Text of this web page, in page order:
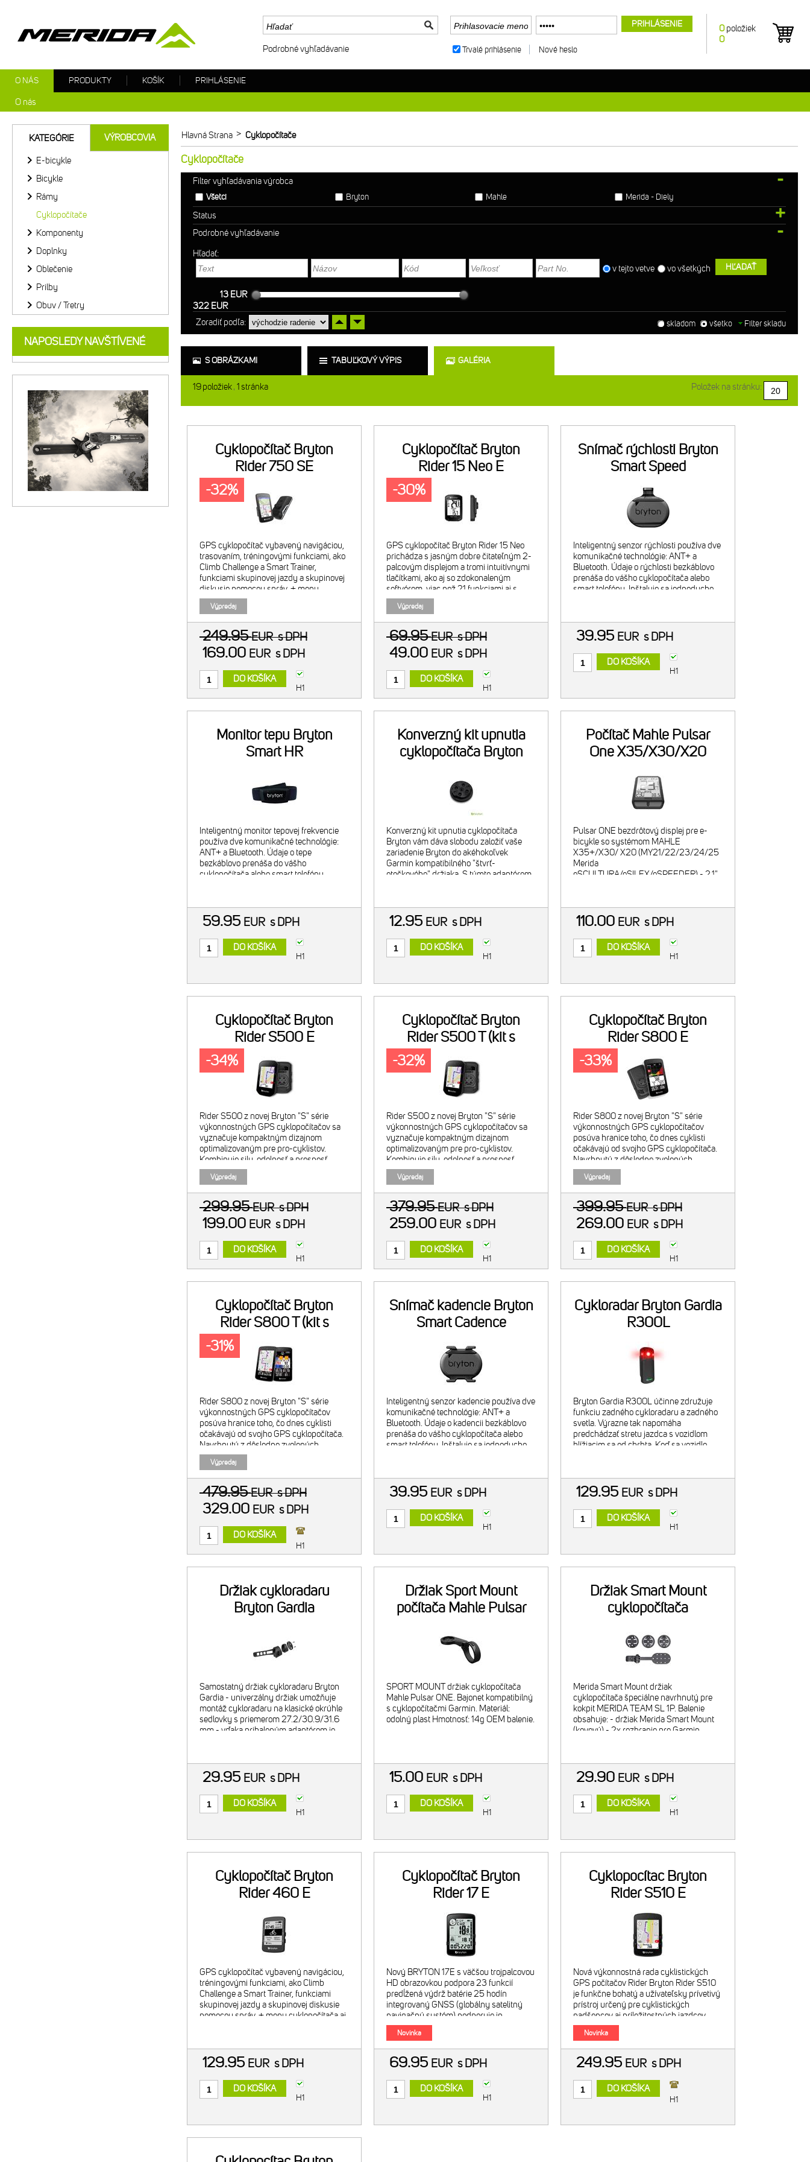
Hlavná Strana > Cyklopočítače
Cyklopočítače
Filter vyhľadávania výrobca
Všetci Bryton Mahle Merida - Diely
Status
Podrobné vyhľadávanie
Hľadať:
v tejto vetve
vo všetkých HĽADAŤ
13 EUR
322 EUR
Zoradiť podľa:
Filter skladu
skladom všetko
S OBRÁZKAMI TABUĽKOVÝ VÝPIS GALÉRIA
Položek na stránku:
19položiek 1stránka
Cyklopočítač Bryton
Rider 750 SE
GPS cyklopočítač vybavený navigáciou,
trasovaním, tréningovými funkciami, ako
Climb Challenge a Smart Trainer,
funkciami skupinovej jazdy a skupinovej
diskusie pomocou správ. + menu
cyklopočítača aj v slovenčine +
ambientný svetelný senzor pre opti
Výpredaj
-32%
249.95EURs DPH
169.00 EUR s DPH
DO KOŠÍKA
H1
Cyklopočítač Bryton
Rider 15 Neo E
GPS cyklopočítač Bryton Rider 15 Neo
prichádza s jasným dobre čitateľným 2-
palcovým displejom a tromi intuitívnymi
tlačítkami, ako aj so zdokonaleným
softvérom, viac než 21 funkciami aj s
kompasom zobrazujúc, ktorým smerom
jazdec ide. Väčší a vylepšený
Výpredaj
-30%
69.95EURs DPH
49.00 EUR s DPH
DO KOŠÍKA
H1
Snímač rýchlosti Bryton
Smart Speed
Inteligentný senzor rýchlosti používa dve
komunikačné technológie: ANT+ a
Bluetooth. Údaje o rýchlosti bezkáblovo
prenáša do vášho cyklopočítača alebo
smart telefónu. Inštaluje sa jednoducho,
39.95 EUR s DPH
DO KOŠÍKA
H1
Monitor tepu Bryton
Smart HR
Inteligentný monitor tepovej frekvencie
používa dve komunikačné technológie:
ANT+ a Bluetooth. Údaje o tepe
bezkáblovo prenáša do vášho
cyklopočítača alebo smart telefónu.
vysoký už
59.95 EUR s DPH
DO KOŠÍKA
H1
Konverzný kit upnutia
cyklopočítača Bryton
Konverzný kit upnutia cyklopočítača
Bryton vám dáva slobodu založiť vaše
zariadenie Bryton do akéhokoľvek
Garmin kompatibilného "štvrť-
otočkového" držiaka. S týmto adaptérom
d
12.95 EUR s DPH
DO KOŠÍKA
H1
Počítač Mahle Pulsar
One X35/X30/X20
Pulsar ONE bezdrôtový displej pre e-
bicykle so systémom MAHLE
X35+/X30/ X20 (MY21/22/23/24/25
Merida
eSCULTURA/eSILEX/eSPEEDER) - 2.1"
spojenie s e-systémom Mahle Smartbike
X35+/X
110.00 EUR s DPH
DO KOŠÍKA
H1
Cyklopočítač Bryton
Rider S500 E
Rider S500 z novej Bryton "S" série
výkonnostných GPS cyklopočítačov sa
vyznačuje kompaktným dizajnom
optimalizovaným pre pro-cyklistov.
Kombinuje silu, odolnosť a presnosť
svojich predchodcov s všestrannosťou a
rozšírenými schopnosťami, ktoré profi
jazdc
Výpredaj
-34%
299.95EURs DPH
199.00 EUR s DPH
DO KOŠÍKA
H1
Cyklopočítač Bryton
Rider S500 T (kit s
HRM,SPD,CAD
snímačmi)
Rider S500 z novej Bryton "S" série
výkonnostných GPS cyklopočítačov sa
vyznačuje kompaktným dizajnom
optimalizovaným pre pro-cyklistov.
Kombinuje silu, odolnosť a presnosť
svojich predchodcov s všestrannosťou a
rozšírenými schopnosťami, ktoré profi
jazdc
Výpredaj
-32%
379.95EURs DPH
259.00 EUR s DPH
DO KOŠÍKA
H1
Cyklopočítač Bryton
Rider S800 E
Rider S800 z novej Bryton "S" série
výkonnostných GPS cyklopočítačov
posúva hranice toho, čo dnes cyklisti
očakávajú od svojho GPS cyklopočítača.
Navrhnutý z dôsledne zvolených
prémiových materiálov pre plne
optimalizovaný každý aspekt tohto
zariadenia, R
Výpredaj
-33%
399.95EURs DPH
269.00 EUR s DPH
DO KOŠÍKA
H1
Cyklopočítač Bryton
Rider S800 T (kit s
HRM,SPD,CAD
snímačmi)
Rider S800 z novej Bryton "S" série
výkonnostných GPS cyklopočítačov
posúva hranice toho, čo dnes cyklisti
očakávajú od svojho GPS cyklopočítača.
Navrhnutý z dôsledne zvolených
prémiových materiálov pre plne
optimalizovaný každý aspekt tohto
zariadenia, R
Výpredaj
-31%
479.95EURs DPH
329.00 EUR s DPH
DO KOŠÍKA
H1
Snímač kadencie Bryton
Smart Cadence
Inteligentný senzor kadencie používa dve
komunikačné technológie: ANT+ a
Bluetooth. Údaje o kadencii bezkáblovo
prenáša do vášho cyklopočítača alebo
smart telefónu. Inštaluje sa jednoducho,
39.95 EUR s DPH
DO KOŠÍKA
H1
Cykloradar Bryton Gardia
R300L
Bryton Gardia R300L účinne združuje
funkciu zadného cykloradaru a zadného
svetla. Výrazne tak napomáha
predchádzať stretu jazdca s vozidlom
blížiacim sa od chrbta. Keď sa vozidlo
129.95 EUR s DPH
DO KOŠÍKA
H1
Držiak cykloradaru
Bryton Gardia
Samostatný držiak cykloradaru Bryton
Gardia - univerzálny držiak umožňuje
montáž cykloradaru na klasické okrúhle
sedlovky s priemerom 27.2/30.9/31.6
mm - vďaka pribaleným adaptérom je
29.95 EUR s DPH
DO KOŠÍKA
H1
Držiak Sport Mount
počítača Mahle Pulsar
SPORT MOUNT držiak cyklopočítača
Mahle Pulsar ONE. Bajonet kompatibilný
s cyklopočítačmi Garmin. Materiál:
odolný plast Hmotnosť: 14g OEM balenie.
15.00 EUR s DPH
DO KOŠÍKA
H1
Držiak Smart Mount
cyklopočítača
Merida Smart Mount držiak
cyklopočítača špeciálne navrhnutý pre
kokpit MERIDA TEAM SL 1P. Balenie
obsahuje: - držiak Merida Smart Mount
(kovový) - 2x rozhranie pre Garmin
29.90 EUR s DPH
DO KOŠÍKA
H1
Cyklopočítač Bryton
Rider 460 E
GPS cyklopočítač vybavený navigáciou,
tréningovými funkciami, ako Climb
Challenge a Smart Trainer, funkciami
skupinovej jazdy a skupinovej diskusie
pomocou správ. + menu cyklopočítača aj
129.95 EUR s DPH
DO KOŠÍKA
H1
Cyklopočítač Bryton
Rider 17 E
Nový BRYTON 17E s väčšou trojpalcovou
HD obrazovkou podpora 23 funkcií
predĺžená výdrž batérie 25 hodín
integrovaný GNSS (globálny satelitný
navigačný systém) podporuje in
Novinka
69.95 EUR s DPH
DO KOŠÍKA
H1
Cyklopocítac Bryton
Rider S510 E
Nová výkonnostná rada cyklistických
GPS počítačov Rider Bryton Rider S510
je funkčne bohatý a užívateľsky prívetivý
prístroj určený pre cyklistických
nadšencov aj príležitostných jazdcov.
Vďaka úžasnému 2,8&quot; farebném
Novinka
249.95 EUR s DPH
DO KOŠÍKA
H1
KATEGÓRIE VÝROBCOVIA
E-bicykle
Bicykle
Rámy
Cyklopočítače
Komponenty
Doplnky
Oblečenie
Prilby
Obuv / Tretry
NAPOSLEDY NAVŠTÍVENÉ
Podrobné vyhľadávanie
O NÁS
O nás
PRODUKTY KOŠÍK PRIHLÁSENIE
0 položiek
0
PRIHLÁSENIE
Trvalé prihlásenie Nové heslo